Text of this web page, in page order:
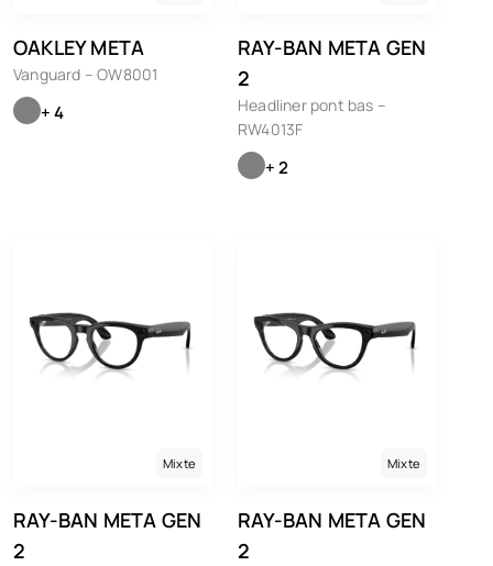
OAKLEY META
Vanguard – OW8001
+ 4
RAY-BAN META GEN
2
Headliner pont bas –
RW4013F
+ 2
Mixte
RAY-BAN META GEN
2
Mixte
RAY-BAN META GEN
2